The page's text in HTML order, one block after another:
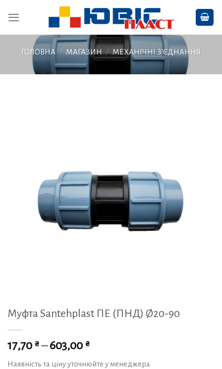
ГОЛОВНА / МАГАЗИН / МЕХАНІЧНІ З'ЄДНАННЯ
Муфта Santehplast ПЕ (ПНД) Ø20-90
17,70 ₴ –603,00 ₴
Наявність та ціну уточнюйте у менеджера